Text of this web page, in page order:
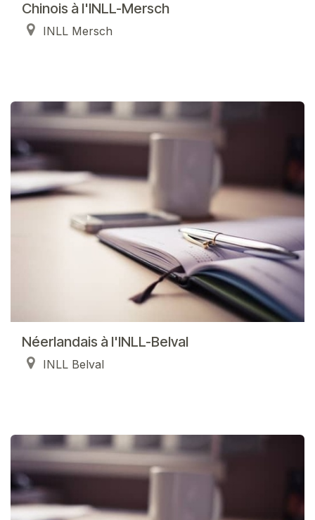
Chinois à l'INLL-Mersch
INLL Mersch
Néerlandais à l'INLL-Belval
INLL Belval